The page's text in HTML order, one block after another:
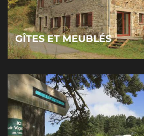
GÎTES ET MEUBLÉS